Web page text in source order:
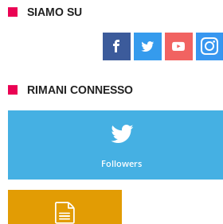
SIAMO SU
RIMANI CONNESSO
Followers